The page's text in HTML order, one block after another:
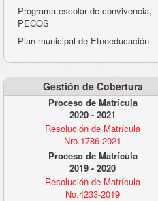
Programa escolar de convivencia,
PECOS
Plan municipal de Etnoeducación
Gestión de Cobertura
Proceso de Matrícula
2020 - 2021
Resolución de Matrícula
Nro.1786-2021
Proceso de Matrícula
2019 - 2020
Resolución de Matrícula
No.4233-2019